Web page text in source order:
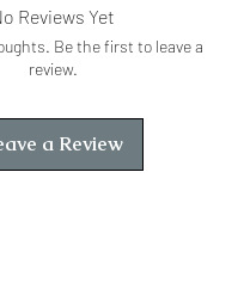
Reviews Yet
Be the first to leave a
review.
a Review